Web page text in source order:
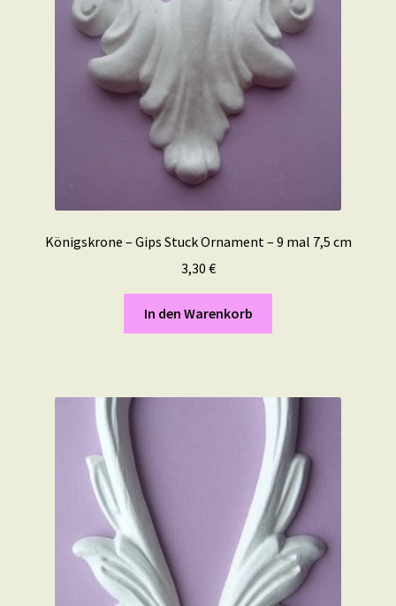
Königskrone – Gips Stuck Ornament – 9 mal 7,5 cm
3,30 €
In den Warenkorb